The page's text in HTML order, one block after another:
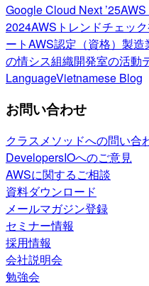
Google Cloud Next ’25
2024AWSトレンドチェック
ートAWS認定（資格） 製造
の情シス組織開発室の活動
LanguageVietnamese Blog
お問い合わせ
クラスメソッドへの問い合
DevelopersIOへのご意見
AWSに関するご相談
資料ダウンロード
メールマガジン登録
セミナー情報
採用情報
会社説明会
勉強会